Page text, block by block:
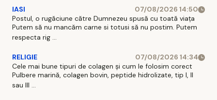
IASI
07/08/2026 14:50
Postul, o rugăciune către Dumnezeu spusă cu toată viața
Putem să nu mancăm carne si totusi să nu postim. Putem
respecta rig ...
RELIGIE
07/08/2026 14:34
Cele mai bune tipuri de colagen și cum le folosim corect
Pulbere marină, colagen bovin, peptide hidrolizate, tip I, II
sau III ...